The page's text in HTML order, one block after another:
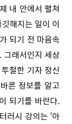
내 안에서 펼쳐
해지는 일이 이
되기 전 마음속
그래서인지 세상
철한 기자 정신
른 정보를 알고
되기를 바란다.
러시 강의는 ‘아